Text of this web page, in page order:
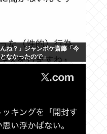
ね？」ジャンポケ斎藤「今
なかったので」